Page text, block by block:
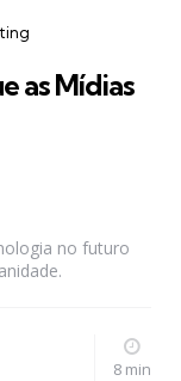
as Mídias
no futuro
8 min